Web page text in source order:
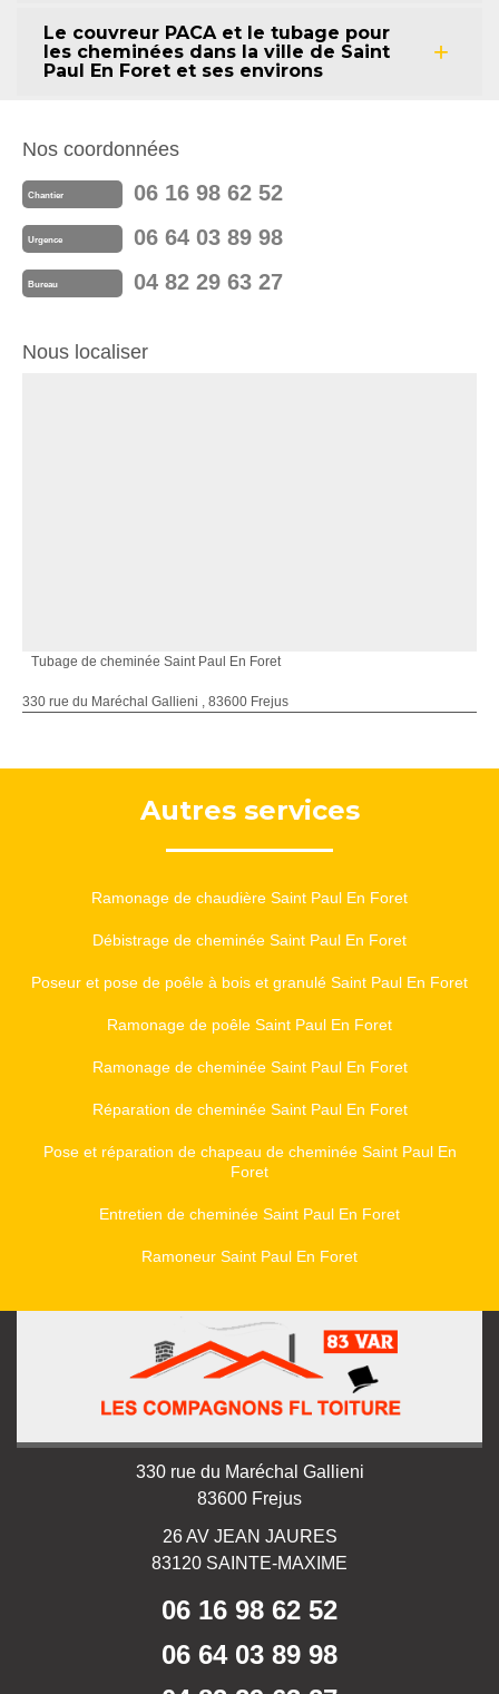
Le couvreur PACA et le tubage pour
les cheminées dans la ville de Saint
Paul En Foret et ses environs
Nos coordonnées
Chantier 06 16 98 62 52
Urgence 06 64 03 89 98
Bureau 04 82 29 63 27
Nous localiser
Tubage de cheminée Saint Paul En Foret
330 rue du Maréchal Gallieni , 83600 Frejus
Autres services
Ramonage de chaudière Saint Paul En Foret
Débistrage de cheminée Saint Paul En Foret
Poseur et pose de poêle à bois et granulé Saint Paul En Foret
Ramonage de poêle Saint Paul En Foret
Ramonage de cheminée Saint Paul En Foret
Réparation de cheminée Saint Paul En Foret
Pose et réparation de chapeau de cheminée Saint Paul En
Foret
Entretien de cheminée Saint Paul En Foret
Ramoneur Saint Paul En Foret
330 rue du Maréchal Gallieni
83600 Frejus
26 AV JEAN JAURES
83120 SAINTE-MAXIME
06 16 98 62 52
06 64 03 89 98